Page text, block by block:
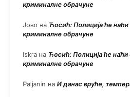
криминалне обрачуне
Јово на Ћосић: Полиција ће наћи
криминалне обрачуне
Iskra на Ћосић: Полиција ће наћи
криминалне обрачуне
Paljanin на И данас вруће,